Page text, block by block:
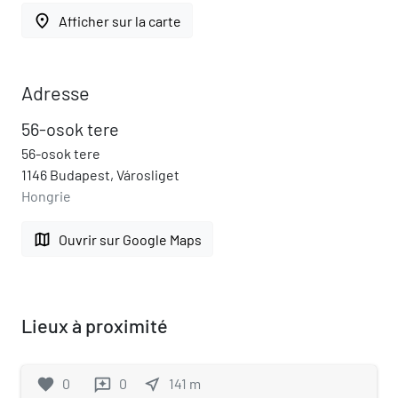
place Afficher sur la carte
Adresse
56-osok tere
56-osok tere
1146 Budapest, Városliget
Hongrie
map Ouvrir sur Google Maps
Lieux à proximité
favorite 0 reviews 0 near_me 141 m